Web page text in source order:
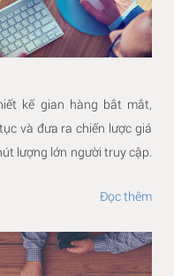
kế gian hàng bắt mắt,
và đưa ra chiến lược giá
lượng lớn người truy cập.
Đọc thêm